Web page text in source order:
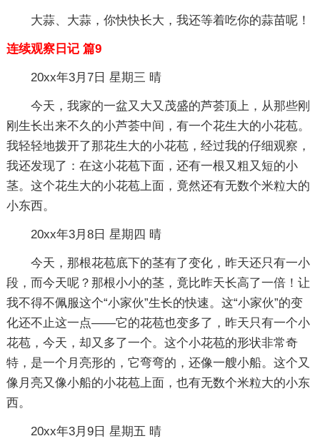
大蒜、大蒜，你快快长大，我还等着吃你的蒜苗呢！
连续观察日记 篇9
20xx年3月7日 星期三 晴
今天，我家的一盆又大又茂盛的芦荟顶上，从那些刚
刚生长出来不久的小芦荟中间，有一个花生大的小花苞。
我轻轻地拨开了那花生大的小花苞，经过我的仔细观察，
我还发现了：在这小花苞下面，还有一根又粗又短的小
茎。这个花生大的小花苞上面，竟然还有无数个米粒大的
小东西。
20xx年3月8日 星期四 晴
今天，那根花苞底下的茎有了变化，昨天还只有一小
段，而今天呢？那根小小的茎，竟比昨天长高了一倍！让
我不得不佩服这个“小家伙”生长的快速。这“小家伙”的变
化还不止这一点——它的花苞也变多了，昨天只有一个小
花苞，今天，却又多了一个。这个小花苞的形状非常奇
特，是一个月亮形的，它弯弯的，还像一艘小船。这个又
像月亮又像小船的小花苞上面，也有无数个米粒大的小东
西。
20xx年3月9日 星期五 晴